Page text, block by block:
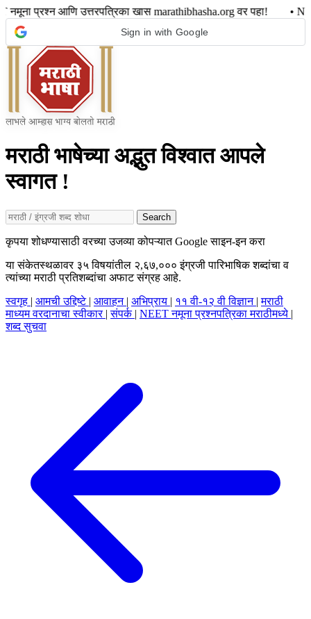
आणि उत्तरपत्रिका खास marathibhasha.org वर पहा! • NEET
Sign in with Google
मराठी भाषेच्या अद्भुत विश्वात आपले
स्वागत !
Search
कृपया शोधण्यासाठी वरच्या उजव्या कोपऱ्यात Google साइन-इन करा
या संकेतस्थळावर ३५ विषयांतील २,६७,००० इंग्रजी पारिभाषिक शब्दांचा व
त्यांच्या मराठी प्रतिशब्दांचा अफाट संग्रह आहे.
स्वगृह | आमची उद्दिष्टे | आवाहन | अभिप्राय | ११ वी-१२ वी विज्ञान | मराठी
माध्यम वरदानाचा स्वीकार | संपर्क | NEET नमूना प्रश्नपत्रिका मराठीमध्ये |
शब्द सुचवा